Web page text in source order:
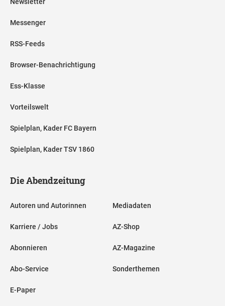
Messenger
RSS-Feeds
Browser-Benachrichtigung
Ess-Klasse
Vorteilswelt
Spielplan, Kader FC Bayern
Spielplan, Kader TSV 1860
Die Abendzeitung
Autoren und Autorinnen
Karriere / Jobs
Abonnieren
Abo-Service
E-Paper
Mediadaten
AZ-Shop
AZ-Magazine
Sonderthemen